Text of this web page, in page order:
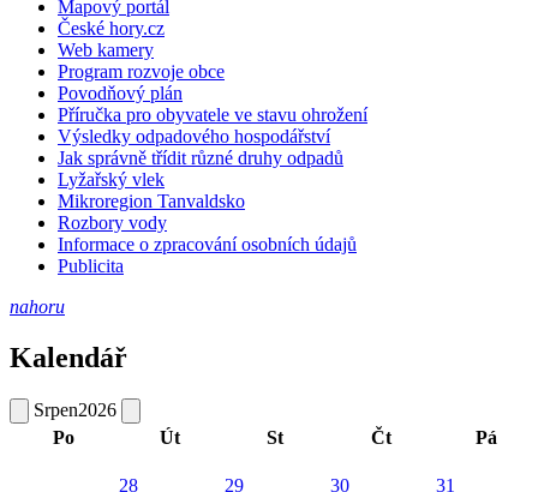
Mapový portál
České hory.cz
Web kamery
Program rozvoje obce
Povodňový plán
Příručka pro obyvatele ve stavu ohrožení
Výsledky odpadového hospodářství
Jak správně třídit různé druhy odpadů
Lyžařský vlek
Mikroregion Tanvaldsko
Rozbory vody
Informace o zpracování osobních údajů
Publicita
nahoru
Kalendář
Srpen2026
Po
Út St Čt Pá
28
29
30
31